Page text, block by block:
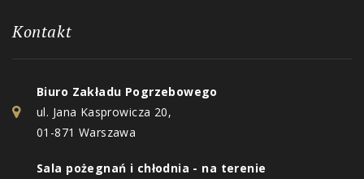
Kontakt
Biuro Zakładu Pogrzebowego
ul. Jana Kasprowicza 20,
01-871 Warszawa
Sala pożegnań i chłodnia - na terenie